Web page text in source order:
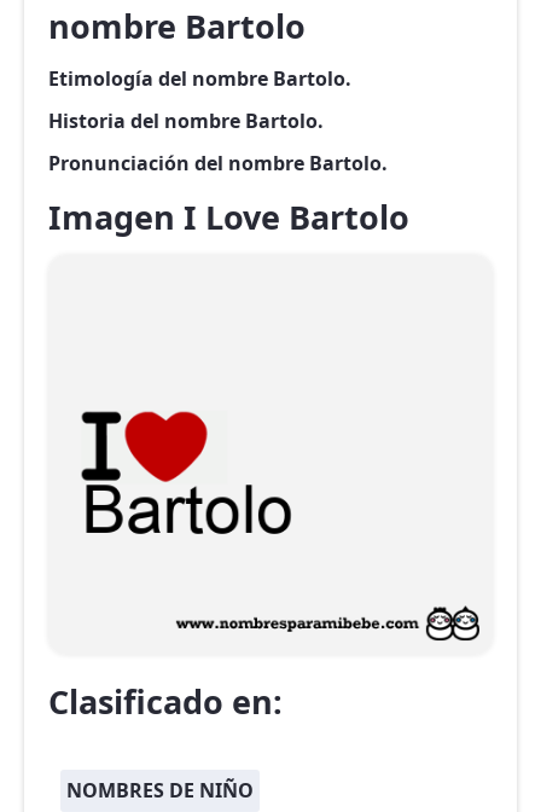
nombre Bartolo
Etimología del nombre Bartolo.
Historia del nombre Bartolo.
Pronunciación del nombre Bartolo.
Imagen I Love Bartolo
Clasificado en:
NOMBRES DE NIÑO